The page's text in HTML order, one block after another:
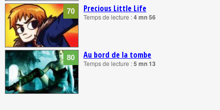
70 Precious Little Life
Temps de lecture :4 mn 56
80 Au bord de la tombe
Temps de lecture :5 mn 13